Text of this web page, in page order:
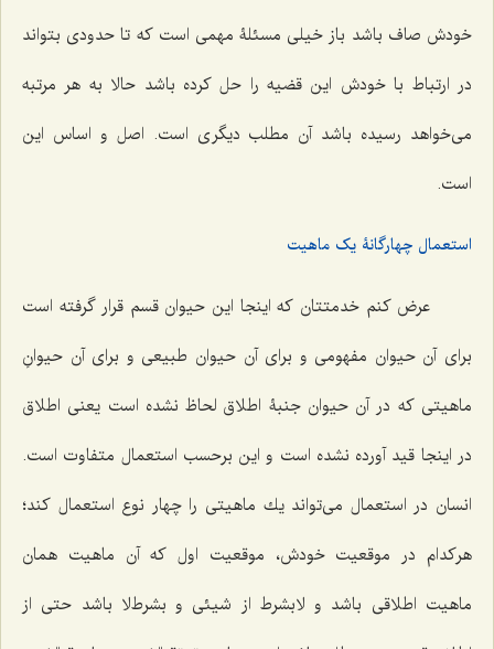
خودش صاف باشد باز خیلى مسئلۀ مهمى است كه تا حدودى بتواند
در ارتباط با خودش این قضیه را حل كرده باشد حالا به هر مرتبه
مى‌خواهد رسیده باشد آن مطلب دیگرى است. اصل و اساس این
است.
استعمال چهارگانۀ یک ماهیت
عرض کنم خدمتتان که اینجا این حیوان قسم قرار گرفته است
براى آن حیوان مفهومى و براى آن حیوان طبیعى و براى آن حیوانِ
ماهیتى كه در آن حیوان جنبۀ اطلاق لحاظ نشده است یعنى اطلاق
در اینجا قید آورده نشده است و این برحسب استعمال متفاوت است.
انسان در استعمال مى‌تواند یك ماهیتى را چهار نوع استعمال كند؛
هركدام در موقعیت خودش، موقعیت اول كه آن ماهیت همان
ماهیت اطلاقى باشد و لابشرط از شیئی و بشرط‌لا باشد حتى از